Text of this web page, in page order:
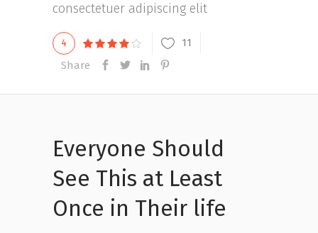
consectetuer adipiscing elit
4 11
Share
Everyone Should
See This at Least
Once in Their life